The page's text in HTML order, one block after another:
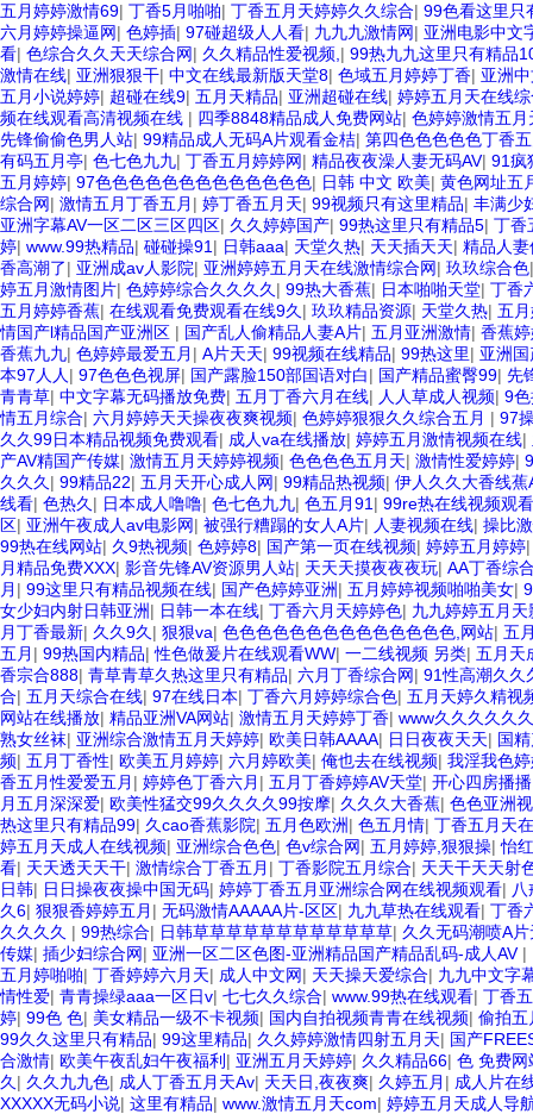
五月婷婷激情69| 丁香5月啪啪| 丁香五月天婷婷久久综合| 99色看这里只
六月婷婷操逼网| 色婷插| 97碰超级人人看| 九九九激情网| 亚洲电影中文
看| 色综合久久天天综合网| 久久精品性爱视频, | 99热九九这里只有精品
激情在线| 亚洲狠狠干| 中文在线最新版天堂8| 色域五月婷婷丁香| 亚洲
五月小说婷婷| 超碰在线9| 五月天精品| 亚洲超碰在线| 婷婷五月天在线
频在线观看高清视频在线 | 四季8848精品成人免费网站| 色婷婷激情五月
先锋偷偷色男人站| 99精品成人无码A片观看金桔| 第四色色色色色丁香
有码五月亭| 色七色九九| 丁香五月婷婷网| 精品夜夜澡人妻无码AV| 91疯
五月婷婷| 97色色色色色色色色色色色色色| 日韩 中文 欧美| 黄色网址五
综合网| 激情五月丁香五月 | 婷丁香五月天| 99视频只有这里精品| 丰满少
亚洲字幕AV一区二区三区四区| 久久婷婷国产| 99热这里只有精品5| 丁香
婷| www.99热精品| 碰碰操91 | 日韩aaa| 天堂久热| 天天插天天| 精品人
香高潮了| 亚洲成av人影院| 亚洲婷婷五月天在线激情综合网| 玖玖综合色
婷五月激情图片| 色婷婷综合久久久久 | 99热大香蕉| 日本啪啪天堂| 丁香
五月婷婷香蕉| 在线观看免费观看在线9久 | 玖玖精品资源| 天堂久热| 五
情国产l精品国产亚洲区 | 国产乱人偷精品人妻A片| 五月亚洲激情| 香蕉
香蕉九九| 色婷婷最爱五月 | A片天天| 99视频在线精品| 99热这里| 亚洲
本97人人 | 97色色色视屏| 国产露脸150部国语对白| 国产精品蜜臀99| 先
青青草| 中文字幕无码播放免费| 五月丁香六月在线| 人人草成人视频| 9
情五月综合| 六月婷婷天天操夜夜爽视频| 色婷婷狠狠久久综合五月 | 97
久久99日本精品视频免费观看| 成人va在线播放| 婷婷五月激情视频在线|
产AV精国产传媒| 激情五月天婷婷视频| 色色色色五月天| 激情性爱婷婷|
久久久 | 99精品22| 五月天开心成人网| 99精品热视频| 伊人久久大香线蕉
线看| 色热久 | 日本成人噜噜| 色七色九九| 色五月91 | 99re热在线视频观看
区| 亚洲午夜成人av电影网| 被强行糟蹋的女人A片| 人妻视频在线| 操比
99热在线网站| 久9热视频| 色婷婷8| 国产第一页在线视频| 婷婷五月婷婷
月精品免费XXX| 影音先锋AV资源男人站| 天天天摸夜夜夜玩| AA丁香综
月 | 99这里只有精品视频在线| 国产色婷婷亚洲| 五月婷婷视频啪啪美女|
女少妇内射日韩亚洲| 日韩一本在线| 丁香六月天婷婷色| 九九婷婷五月天
月丁香最新| 久久9久 | 狠狠va| 色色色色色色色色色色色色色色,网站| 五
五月 | 99热国内精品|性色做爰片在线观看WW| 一二线视频 另类| 五月天
香宗合888| 青草青草久热这里只有精品| 六月丁香综合网| 91性高潮久久
合| 五月天综合在线| 97在线日本| 丁香六月婷婷综合色| 五月天婷久精视
网站在线播放| 精品亚洲VA网站| 激情五月天婷婷丁香| www久久久久久
熟女丝袜| 亚洲综合激情五月天婷婷| 欧美日韩AAAA| 日日夜夜天天| 国
频| 五月丁香性| 欧美五月婷婷| 六月婷欧美| 俺也去在线视频| 我淫我色
香五月性爱爱五月 | 婷婷色丁香六月 | 五月丁香婷婷AV天堂| 开心四房播播
月五月深深爱| 欧美性猛交99久久久久99按摩| 久久久大香蕉| 色色亚洲
热这里只有精品99| 久cao香蕉影院| 五月色欧洲| 色五月情| 丁香五月天
婷五月天成人在线视频| 亚洲综合色色| 色v综合网| 五月婷婷,狠狠操|怡
看| 天天透天天干| 激情综合丁香五月 | 丁香影院五月综合| 天天干天天射
日韩| 日日操夜夜操中国无码| 婷婷丁香五月亚洲综合网在线视频观看|
久6| 狠狠香婷婷五月 | 无码激情AAAAA片-区区| 九九草热在线观看| 丁香
久久久久 | 99热综合| 日韩草草草草草草草草草草草草| 久久无码潮喷A
传媒| 插少妇综合网| 亚洲一区二区色图-亚洲精品国产精品乱码-成人AV |
五月婷啪啪| 丁香婷婷六月天| 成人中文网| 天天操天爱综合| 九九中文字
情性爱| 青青操绿aaa一区日v| 七七久久综合| www.99热在线观看| 丁香
婷| 99色 色| 美女精品一级不卡视频| 国内自拍视频青青在线视频| 偷拍五
99久久这里只有精品| 99这里精品| 久久婷婷激情四射五月天| 国产
合激情| 欧美午夜乱妇午夜福利 | 亚洲五月天婷婷| 久久精品66| 色 免费网
久 | 久久九九色| 成人丁香五月天Av| 天天日,夜夜爽| 久婷五月 | 成人片在
XXXXX无码小说| 这里有精品| www.激情五月天com| 婷婷五月天成人导